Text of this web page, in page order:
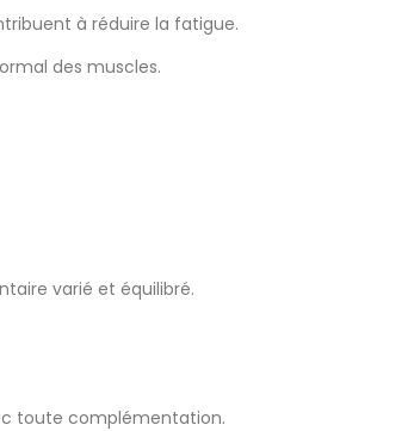
à réduire la fatigue.
des muscles.
varié et équilibré.
toute complémentation.